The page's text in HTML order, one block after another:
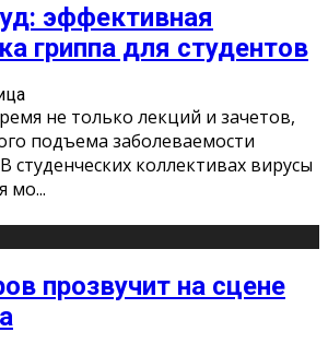
эффективная
гриппа для студентов
не только лекций и зачетов,
подъема заболеваемости
коллективах вирусы
мо...
прозвучит на сцене